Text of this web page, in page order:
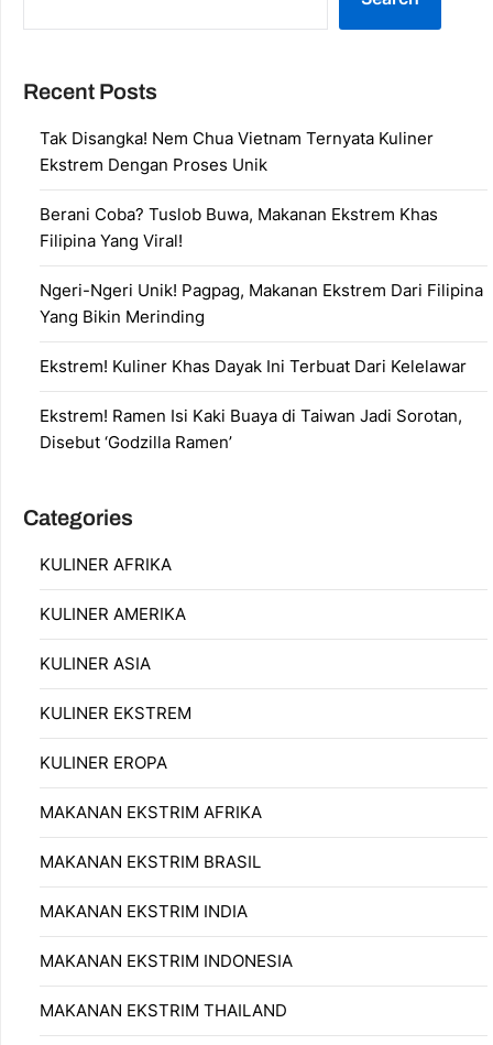
Recent Posts
Tak Disangka! Nem Chua Vietnam Ternyata Kuliner
Ekstrem Dengan Proses Unik
Berani Coba? Tuslob Buwa, Makanan Ekstrem Khas
Filipina Yang Viral!
Ngeri-Ngeri Unik! Pagpag, Makanan Ekstrem Dari Filipina
Yang Bikin Merinding
Ekstrem! Kuliner Khas Dayak Ini Terbuat Dari Kelelawar
Ekstrem! Ramen Isi Kaki Buaya di Taiwan Jadi Sorotan,
Disebut ‘Godzilla Ramen’
Categories
KULINER AFRIKA
KULINER AMERIKA
KULINER ASIA
KULINER EKSTREM
KULINER EROPA
MAKANAN EKSTRIM AFRIKA
MAKANAN EKSTRIM BRASIL
MAKANAN EKSTRIM INDIA
MAKANAN EKSTRIM INDONESIA
MAKANAN EKSTRIM THAILAND